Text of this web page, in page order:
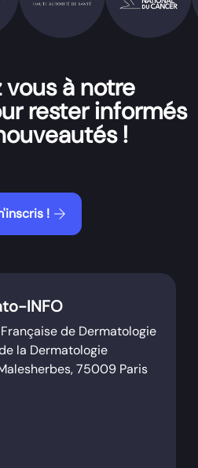
à notre
rester informés
!
! arrow_forward
INFO
de Dermatologie
la Dermatologie
75009 Paris